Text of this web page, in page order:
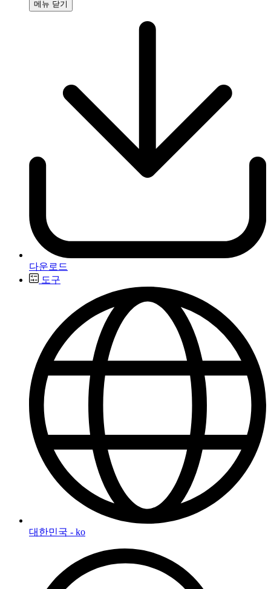
‍메뉴 ‍닫기
다운로드
도구
대한민국 - ko